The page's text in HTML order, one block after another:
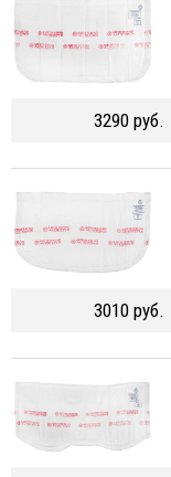
3290 руб.
3010 руб.